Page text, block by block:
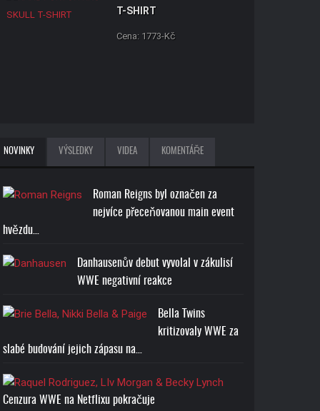
T-SHIRT
Cena: 1773-Kč
BROCK LESNAR BEAST T-
ME T-SHIRT
Cena: 1773-Kč
NOVINKY VÝSLEDKY VIDEA KOMENTÁŘE
Roman Reigns byl označen za
nejvíce přeceňovanou main event
hvězdu…
Danhausenův debut vyvolal v zákulisí
WWE negativní reakce
Bella Twins
kritizovaly WWE za
slabé budování jejich zápasu na…
Cenzura WWE na Netflixu pokračuje